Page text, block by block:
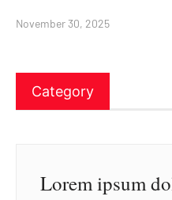
November 30, 2025
Category
Lorem ipsum